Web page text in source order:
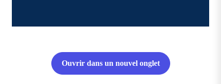
Ouvrir dans un nouvel onglet